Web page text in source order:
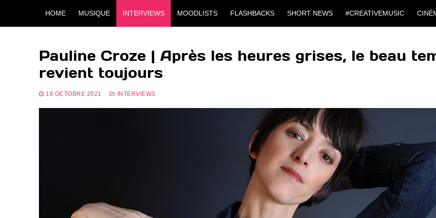
HOME MUSIQUE INTERVIEWS MOODLISTS FLASHBACKS SHORT NEWS #CREATIVEMUSIC
Pauline Croze | Après les heures grises, le beau
revient toujours
18 OCTOBRE 2021 INTERVIEWS